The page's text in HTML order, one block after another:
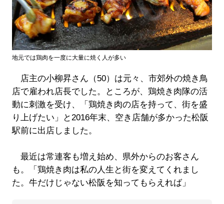
地元では鶏肉を一度に大量に焼く人が多い
店主の小柳昇さん（50）は元々、市郊外の焼き鳥
店で雇われ店長でした。ところが、鶏焼き肉隊の活
動に刺激を受け、「鶏焼き肉の店を持って、街を盛
り上げたい」と2016年末、空き店舗が多かった松阪
駅前に出店しました。
最近は常連客も増え始め、県外からのお客さん
も。「鶏焼き肉は私の人生と街を変えてくれまし
た。牛だけじゃない松阪を知ってもらえれば」